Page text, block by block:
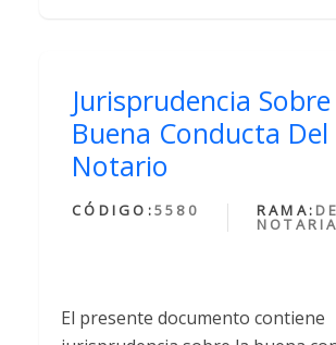
Jurisprudencia Sobre
Buena Conducta Del
Notario
CÓDIGO:5580 RAMA:
El presente documento contiene